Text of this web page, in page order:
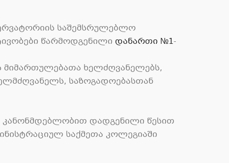
საშემსრულებლო
წარმოდგენილი დანართი №1-
მიმართულებათა ხელძღვანელებს,
საზოგადოებასთან
კანონმდებლობით დადგენილი წესით
საქმეთა კოლეგიაში